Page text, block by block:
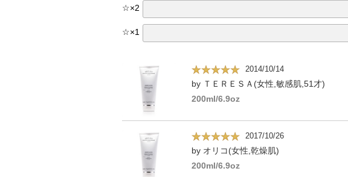
☆×2
☆×1
2014/10/14
by ＴＥＲＥＳＡ(女性,敏感肌,51才)
200ml/6.9oz
2017/10/26
by オリコ(女性,乾燥肌)
200ml/6.9oz